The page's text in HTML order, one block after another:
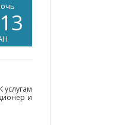
услугам
и